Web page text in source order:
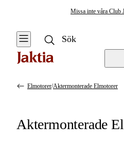
Missa inte våra Club
Övrig
Elmotorer
Elmotorer/Aktermonterade Elmotorer
Aktermonterade